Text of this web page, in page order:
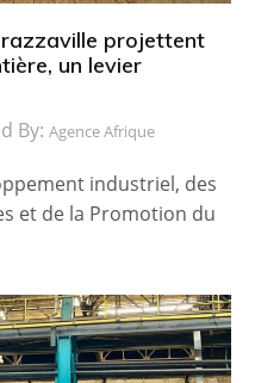
projettent
un levier
By: Agence Afrique
industriel, des
et de la Promotion du